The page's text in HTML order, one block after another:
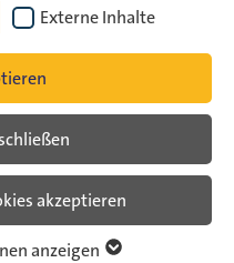
Externe Inhalte
akzeptieren
anzeigen